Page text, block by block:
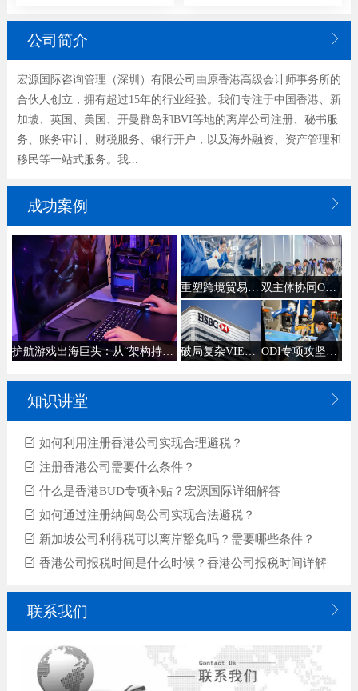
公司简介 
宏源国际咨询管理（深圳）有限公司由原香港高级会计师事务所的
合伙人创立，拥有超过15年的行业经验。我们专注于中国香港、新
加坡、英国、美国、开曼群岛和BVI等地的离岸公司注册、秘书服
务、账务审计、财税服务、银行开户，以及海外融资、资产管理和
移民等一站式服务。我...
成功案例 
护航游戏出海巨头：从“架构持有”到“实质经营”，筑牢2亿营收的税务合规防线
双主体协同ODI备案｜护航北京游戏研发商与成都上市公司联合设立香港子公司
破局复杂VIE架构开户难题｜2周极速获批香港汇丰银行对公账户 ODI专项攻坚案例｜助力华东制造巨头5000万人民币经港投资泰国顺利获批
知识讲堂 
如何利用注册香港公司实现合理避税？
注册香港公司需要什么条件？
什么是香港BUD专项补贴？宏源国际详细解答
如何通过注册纳闽岛公司实现合法避税？
新加坡公司利得税可以离岸豁免吗？需要哪些条件？
香港公司报税时间是什么时候？香港公司报税时间详解
联系我们 